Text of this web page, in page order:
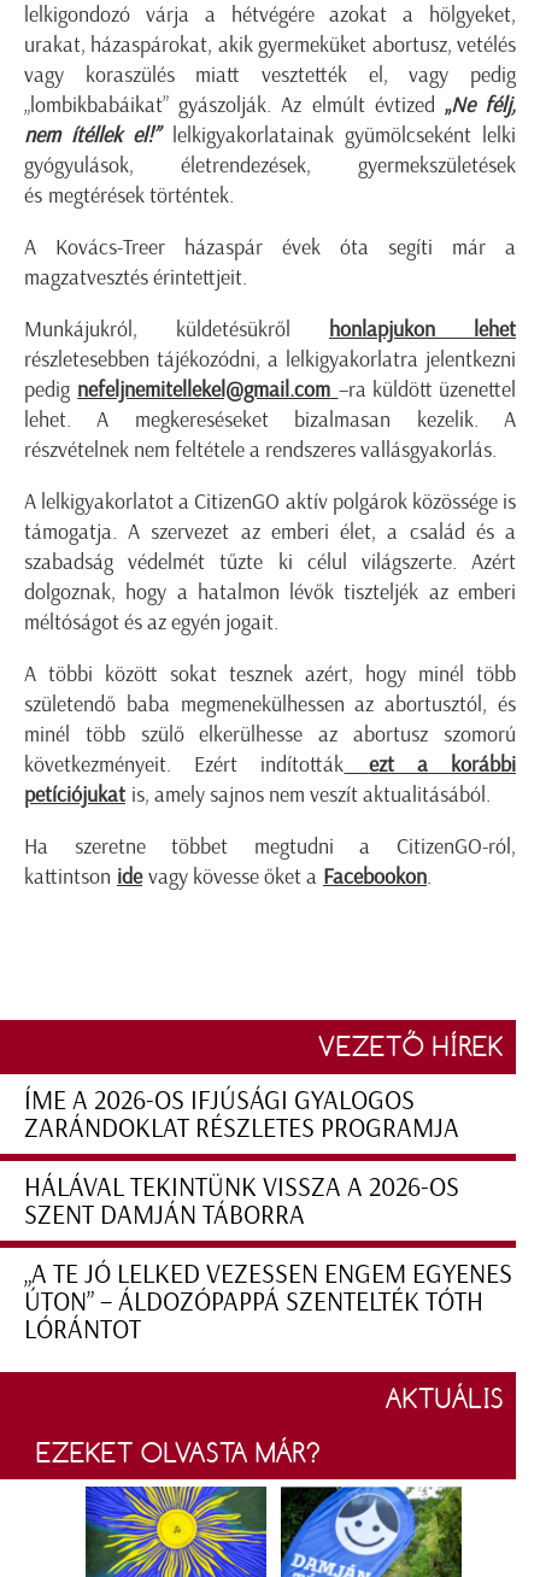
lelkigondozó várja a hétvégére azokat a hölgyeket,
urakat, házaspárokat, akik gyermeküket abortusz, vetélés
vagy koraszülés miatt vesztették el, vagy pedig
„lombikbabáikat” gyászolják. Az elmúlt évtized „Ne félj,
nem ítéllek el!”lelkigyakorlatainak gyümölcseként lelki
gyógyulások, életrendezések, gyermekszületések
és megtérések történtek.
A Kovács-Treer házaspár évek óta segíti már a
magzatvesztés érintettjeit.
Munkájukról, küldetésükről
honlapjukon lehet
részletesebben tájékozódni, a lelkigyakorlatra jelentkezni
pedig nefeljnemitellekel@gmail.com –ra küldött üzenettel
lehet. A megkereséseket bizalmasan kezelik. A
részvételnek nem feltétele a rendszeres vallásgyakorlás.
A lelkigyakorlatot a CitizenGO aktív polgárok közössége is
támogatja. A szervezet az emberi élet, a család és a
szabadság védelmét tűzte ki célul világszerte. Azért
dolgoznak, hogy a hatalmon lévők tiszteljék az emberi
méltóságot és az egyén jogait.
A többi között sokat tesznek azért, hogy minél több
születendő baba megmenekülhessen az abortusztól, és
minél több szülő elkerülhesse az abortusz szomorú
következményeit. Ezért indították
ezt a korábbi
petíciójukat is, amely sajnos nem veszít aktualitásából.
Ha szeretne többet megtudni a CitizenGO-ról,
kattintson idevagy kövesse őket a Facebookon.
VEZETŐ HÍREK
ÍME A 2026-OS IFJÚSÁGI GYALOGOS
ZARÁNDOKLAT RÉSZLETES PROGRAMJA
HÁLÁVAL TEKINTÜNK VISSZA A 2026-OS
SZENT DAMJÁN TÁBORRA
„A TE JÓ LELKED VEZESSEN ENGEM EGYENES
ÚTON” – ÁLDOZÓPAPPÁ SZENTELTÉK TÓTH
LÓRÁNTOT
AKTUÁLIS
EZEKET OLVASTA MÁR?